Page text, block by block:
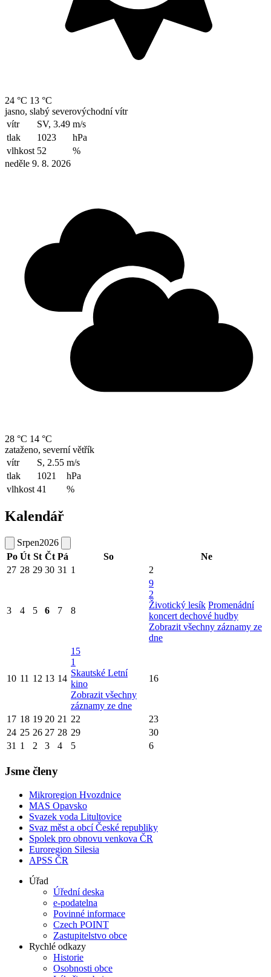
24 °C 13 °C
jasno, slabý severovýchodní vítr
vítr
SV, 3.49 m/s
tlak
1023
hPa
vlhkost 52
%
neděle 9. 8. 2026
28 °C 14 °C
zataženo, severní větřík
vítr
S, 2.55 m/s
tlak
1021
hPa
vlhkost 41 %
Kalendář
Srpen2026
Po Út St Čt Pá So
Ne
27 28 29 30 31 1 2
3 4 5 6 7 8
9
2
Životický lesík Promenádní
koncert dechové hudby
Zobrazit všechny záznamy ze
dne
10 11 12 13 14
15
1
Skautské Letní
kino
Zobrazit všechny
záznamy ze dne
16
17 18 19 20 21 22
23
24 25 26 27 28 29
30
31 1 2 3 4 5 6
Jsme členy
Mikroregion Hvozdnice
MAS Opavsko
Svazek voda Litultovice
Svaz měst a obcí České republiky
Spolek pro obnovu venkova ČR
Euroregion Silesia
APSS ČR
Úřad
Úřední deska
e-podatelna
Povinné informace
Czech POINT
Zastupitelstvo obce
Rychlé odkazy
Historie
Osobnosti obce